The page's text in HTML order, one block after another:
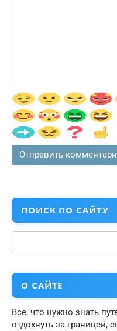
ПОИСК ПО САЙТУ
О САЙТЕ
Все, что нужно знать
отдохнуть за границей,